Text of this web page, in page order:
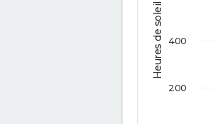
Heures de soleil
200
400